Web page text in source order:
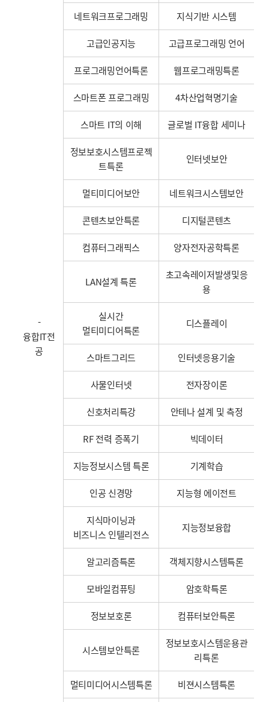
-
융합IT전
공
네트워크프로그래밍 지식기반 시스템
고급인공지능 고급프로그래밍 언어
프로그래밍언어특론 웹프로그래밍특론
스마트폰 프로그래밍 4차산업혁명기술
스마트 IT의 이해 글로벌 IT융합 세미나
정보보호시스템프로젝
트특론
인터넷보안
멀티미디어보안 네트워크시스템보안
콘텐츠보안특론 디지털콘텐츠
컴퓨터그래픽스 양자전자공학특론
LAN설계 특론
초고속레이저발생및응
용
실시간
멀티미디어특론
디스플레이
스마트그리드 인터넷응용기술
사물인터넷 전자장이론
신호처리특강 안테나 설계 및 측정
RF 전력 증폭기 빅데이터
지능정보시스템 특론 기계학습
인공 신경망 지능형 에이전트
지식마이닝과
비즈니스 인텔리전스
지능정보융합
알고리즘특론 객체지향시스템특론
모바일컴퓨팅 암호학특론
정보보호론 컴퓨터보안특론
시스템보안특론
정보보호시스템운용관
리특론
멀티미디어시스템특론 비젼시스템특론